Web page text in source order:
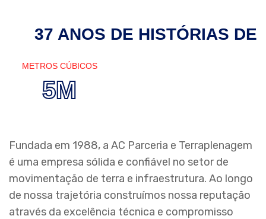
37 ANOS DE HISTÓRIAS DE
SUCESSO
METROS CÚBICOS
5M
Fundada em 1988, a AC Parceria e Terraplenagem
é uma empresa sólida e confiável no setor de
movimentação de terra e infraestrutura. Ao longo
de nossa trajetória construímos nossa reputação
através da excelência técnica e compromisso